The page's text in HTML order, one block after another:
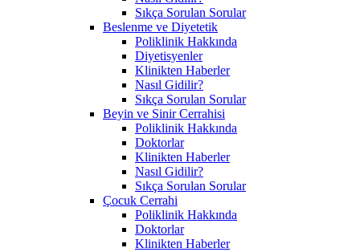
Sıkça Sorulan Sorular
Beslenme ve Diyetetik
Poliklinik Hakkında
Diyetisyenler
Klinikten Haberler
Nasıl Gidilir?
Sıkça Sorulan Sorular
Beyin ve Sinir Cerrahisi
Poliklinik Hakkında
Doktorlar
Klinikten Haberler
Nasıl Gidilir?
Sıkça Sorulan Sorular
Çocuk Cerrahi
Poliklinik Hakkında
Doktorlar
Klinikten Haberler